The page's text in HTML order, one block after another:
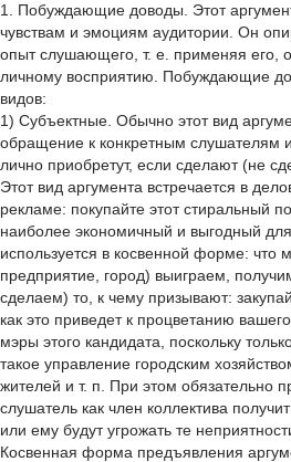
1. Побуждающие доводы. Этот
чувствам и эмоциям аудитории. Он
опыт слушающего, т. е. применяя его,
личному восприятию. Побуждающие
видов:
1) Субъектные. Обычно этот вид
обращение к конкретным слушателям
лично приобретут, если сделают (не
Этот вид аргумента встречается в
рекламе: покупайте этот стиральный
наиболее экономичный и выгодный
используется в косвенной форме: что
предприятие, город) выиграем,
сделаем) то, к чему призывают:
как это приведет к процветанию
мэры этого кандидата, поскольку
такое управление городским
жителей и т. п. При этом обязательно
слушатель как член коллектива
или ему будут угрожать те
Косвенная форма предъявления